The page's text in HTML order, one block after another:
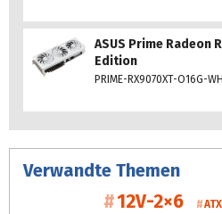
ASUS Prime Radeon
Edition
PRIME-RX9070XT-O16G-
Verwandte Themen
12V-2×6 ATX